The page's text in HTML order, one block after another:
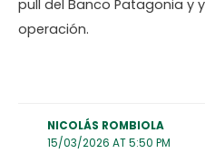
pull del Banco Patagonia y
operación.
NICOLÁS ROMBIOLA
15/03/2026 AT 5:50 PM